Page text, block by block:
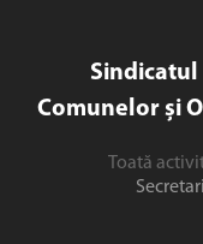
Comunelor și
Toată